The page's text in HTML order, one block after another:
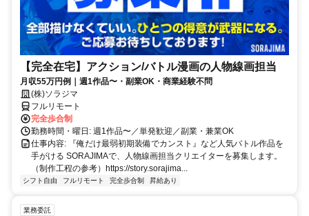
【完全在宅】アクション/バトル漫画の人物線画担当
月収55万円例｜週1作品〜・副業OK・商業経験不問
(株)ソラジマ
フルリモート
完全歩合制
勤務時間・曜日: 週1作品〜／単発歓迎／副業・兼業OK
仕事内容: 『俺だけ最弱初期装備でカンスト』など人気バトル作品を
手がける SORAJIMAで、人物線画担当クリエイターを募集します。
（制作工程の参考）https://story.sorajima...
シフト自由 フルリモート 完全歩合制 昇給あり
業務委託